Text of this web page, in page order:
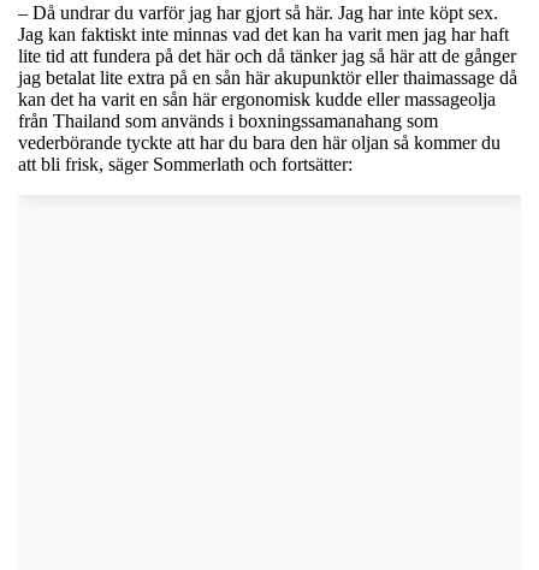
– Då undrar du varför jag har gjort så här. Jag har inte köpt sex.
Jag kan faktiskt inte minnas vad det kan ha varit men jag har haft
lite tid att fundera på det här och då tänker jag så här att de gånger
jag betalat lite extra på en sån här akupunktör eller thaimassage då
kan det ha varit en sån här ergonomisk kudde eller massageolja
från Thailand som används i boxningssamanahang som
vederbörande tyckte att har du bara den här oljan så kommer du
att bli frisk, säger Sommerlath och fortsätter: